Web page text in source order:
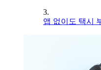
3.
앱 없이도 택시